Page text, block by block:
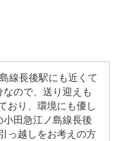
昔前に比べて大
めます。車のロ
丈夫です。
ョン工事も住宅
職したばかり、
客様、当社にお
線長後駅にも近くて
ので、送り迎えも
おり、環境にも優し
田急江ノ島線長後
っ越しをお考えの方